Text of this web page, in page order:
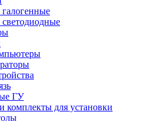
ГУ
комплекты для установки